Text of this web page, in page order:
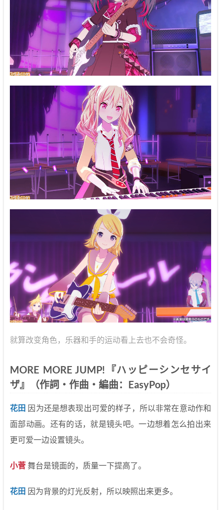
就算改变角色，乐器和手的运动看上去也不会奇怪。
MORE MORE JUMP!『ハッピーシンセサイ
ザ』（作詞・作曲・編曲：EasyPop）
花田 因为还是想表现出可爱的样子，所以非常在意动作和
面部动画。还有的话，就是镜头吧。一边想着怎么拍出来
更可爱一边设置镜头。
小菅 舞台是镜面的，质量一下提高了。
花田 因为背景的灯光反射，所以映照出来更多。